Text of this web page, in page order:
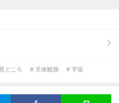
どころ # 天体観測 # 宇宙